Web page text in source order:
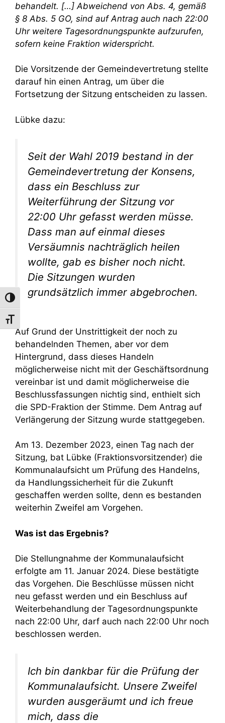
Umschalten auf hohe Kontraste
Schrift vergrößern
behandelt. […] Abweichend von Abs. 4, gemäß
§ 8 Abs. 5 GO, sind auf Antrag auch nach 22:00
Uhr weitere Tagesordnungspunkte aufzurufen,
sofern keine Fraktion widerspricht.
Die Vorsitzende der Gemeindevertretung stellte
darauf hin einen Antrag, um über die
Fortsetzung der Sitzung entscheiden zu lassen.
Lübke dazu:
Seit der Wahl 2019 bestand in der
Gemeindevertretung der Konsens,
dass ein Beschluss zur
Weiterführung der Sitzung vor
22:00 Uhr gefasst werden müsse.
Dass man auf einmal dieses
Versäumnis nachträglich heilen
wollte, gab es bisher noch nicht.
Die Sitzungen wurden
grundsätzlich immer abgebrochen.
Auf Grund der Unstrittigkeit der noch zu
behandelnden Themen, aber vor dem
Hintergrund, dass dieses Handeln
möglicherweise nicht mit der Geschäftsordnung
vereinbar ist und damit möglicherweise die
Beschlussfassungen nichtig sind, enthielt sich
die SPD-Fraktion der Stimme. Dem Antrag auf
Verlängerung der Sitzung wurde stattgegeben.
Am 13. Dezember 2023, einen Tag nach der
Sitzung, bat Lübke (Fraktionsvorsitzender) die
Kommunalaufsicht um Prüfung des Handelns,
da Handlungssicherheit für die Zukunft
geschaffen werden sollte, denn es bestanden
weiterhin Zweifel am Vorgehen.
Was ist das Ergebnis?
Die Stellungnahme der Kommunalaufsicht
erfolgte am 11. Januar 2024. Diese bestätigte
das Vorgehen. Die Beschlüsse müssen nicht
neu gefasst werden und ein Beschluss auf
Weiterbehandlung der Tagesordnungspunkte
nach 22:00 Uhr, darf auch nach 22:00 Uhr noch
beschlossen werden.
Ich bin dankbar für die Prüfung der
Kommunalaufsicht. Unsere Zweifel
wurden ausgeräumt und ich freue
mich, dass die